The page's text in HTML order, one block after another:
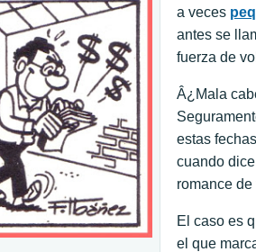
a veces
antes se
fuerza de
Â¿Mala
estas
cuando
romance de
El caso es
el que